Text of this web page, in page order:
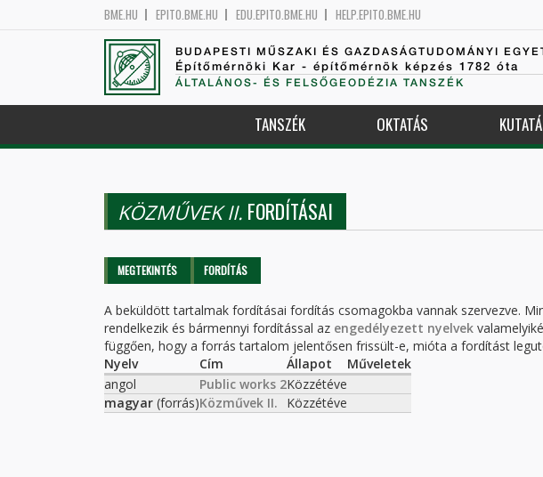
BME.HU EPITO.BME.HU EDU.EPITO.BME.HU HELP.EPITO.BME.HU
BUDAPESTI MŰSZAKI ÉS GAZDASÁGTUDOMÁNYI
Építőmérnöki Kar - építőmérnök képzés 1782 óta
ÁLTALÁNOS- ÉS FELSŐGEODÉZIA TANSZÉK
TANSZÉK OKTATÁS
KÖZMŰVEK II. FORDÍTÁSAI
Elsődleges fülek
MEGTEKINTÉS FORDÍTÁS
A beküldött tartalmak fordításai fordítás csomagokba vannak szervezve.
rendelkezik és bármennyi fordítással az engedélyezett nyelvek
függően, hogy a forrás tartalom jelentősen frissült-e, mióta a fordítást
Nyelv
Cím Állapot
Műveletek
angol
Public works 2Közzétéve
magyar (forrás)Közművek II. Közzétéve